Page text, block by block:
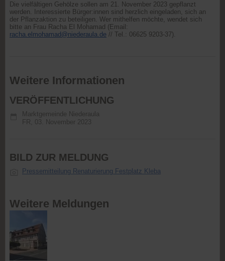
Die vielfältigen Gehölze sollen am 21. November 2023 gepflanzt
werden. Interessierte Bürger:innen sind herzlich eingeladen, sich an
der Pflanzaktion zu beteiligen. Wer mithelfen möchte, wendet sich
bitte an Frau Racha El Mohamad (Email:
racha.elmohamad@niederaula.de // Tel.: 06625 9203-37).
Weitere Informationen
VERÖFFENTLICHUNG
Marktgemeinde Niederaula
FR,
03. November 2023
BILD ZUR MELDUNG
Pressemitteilung Renaturierung Festplatz Kleba
Weitere Meldungen